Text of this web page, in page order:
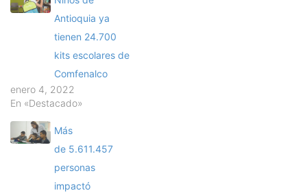
Antioquia ya
tienen 24.700
kits escolares de
Comfenalco
enero 4, 2022
En «Destacado»
Más
de 5.611.457
personas
impactó